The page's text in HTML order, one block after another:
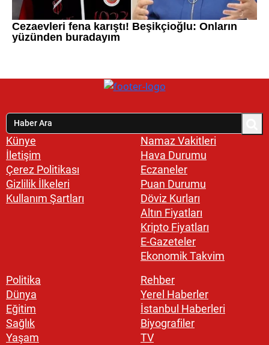
Künye
İletişim
Çerez Politikası
Gizlilik İlkeleri
Kullanım Şartları
Namaz Vakitleri
Hava Durumu
Eczaneler
Puan Durumu
Döviz Kurları
Altın Fiyatları
Kripto Fiyatları
E-Gazeteler
Ekonomik Takvim
Politika
Dünya
Eğitim
Sağlık
Yaşam
Rehber
Yerel Haberler
İstanbul Haberleri
Biyografiler
TV